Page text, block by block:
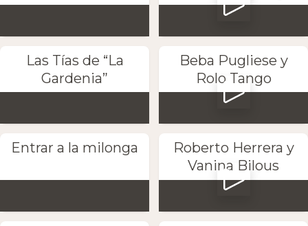
Las Tías de “La
Gardenia”
Beba Pugliese y
Rolo Tango
Entrar a la milonga
Roberto Herrera y
Vanina Bilous